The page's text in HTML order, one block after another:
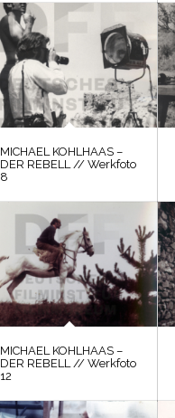
MICHAEL KOHLHAAS –
DER REBELL // Werkfoto
8
MICHAEL KOHLHAAS –
DER REBELL // Werkfoto
12